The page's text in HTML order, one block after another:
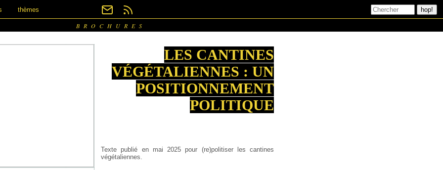
thèmes
BROCHURES
LES CANTINES
VÉGÉTALIENNES : UN
POSITIONNEMENT
POLITIQUE
Texte publié en mai 2025 pour (re)politiser les cantines
végétaliennes.